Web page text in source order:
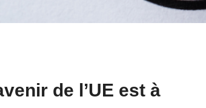
de l’UE est à